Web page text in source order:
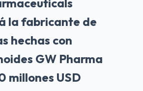
la fabricante de
hechas con
GW Pharma
millones USD